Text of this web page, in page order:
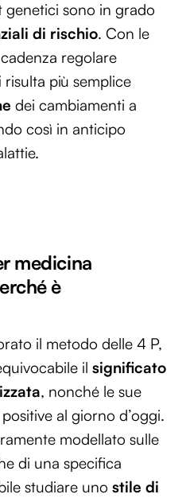
genetici sono in grado
di rischio. Con le
regolare
risulta più semplice
dei cambiamenti a
così in anticipo
medicina
è
il metodo delle 4 P,
il significato
, nonché le sue
al giorno d’oggi.
modellato sulle
di una specifica
studiare uno stile di